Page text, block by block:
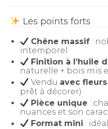
Les points forts
Chêne massif :
intemporel
Finition à l’huile
naturelle + bois mis
Vendu avec
prêt à décorer)
Pièce unique :
nuances et son
Format mini :